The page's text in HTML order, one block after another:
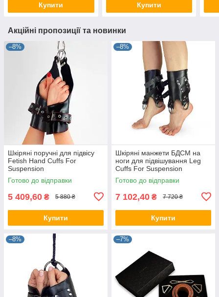
Купити Купити
Акційні пропозиції та новинки
–8%
Шкіряні поручні для підвісу
Fetish Hand Cuffs For
Suspension
Готово до відправки
5 409,60 ₴ 5 880 ₴
Купити
–8%
Шкіряні манжети БДСМ на
ноги для підвішування Leg
Cuffs For Suspension
Готово до відправки
7 102,40 ₴ 7 720 ₴
Купити
–8% –7%